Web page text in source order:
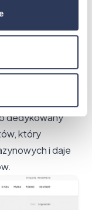
systemie
dystrybutorów
z licznymi
dedykowany
który
i daje